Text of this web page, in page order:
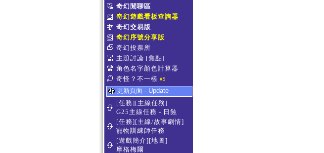
奇幻閒聊區
奇幻遊戲看板查詢器
奇幻交易版
奇幻序號分享版
奇幻投票所
主題討論 [焦點]
角色名字顏色計算器
奇怪？不一樣 #5
更新頁面 - Update
[任務][主線任務]
G25主線任務 - 日蝕
[任務][主線/故事劇情]
寵物訓練師任務
[遊戲簡介][地圖]
摩格梅爾